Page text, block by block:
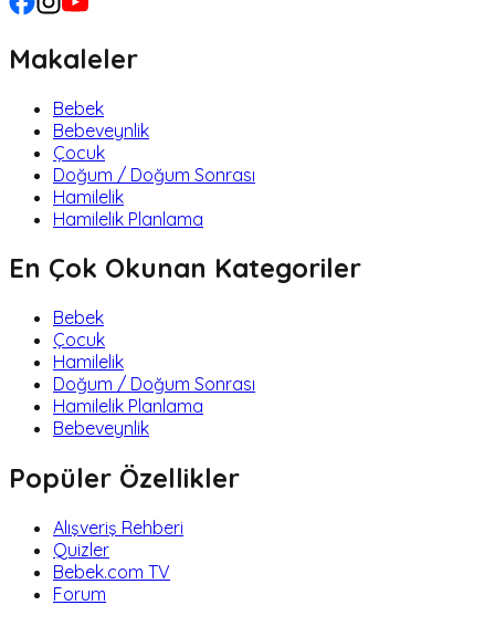
Makaleler
Bebek
Bebeveynlik
Çocuk
Doğum / Doğum Sonrası
Hamilelik
Hamilelik Planlama
En Çok Okunan Kategoriler
Bebek
Çocuk
Hamilelik
Doğum / Doğum Sonrası
Hamilelik Planlama
Bebeveynlik
Popüler Özellikler
Alışveriş Rehberi
Quizler
Bebek.com TV
Forum